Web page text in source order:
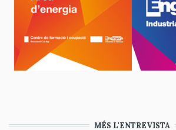
MÉS L'ENTREVISTA